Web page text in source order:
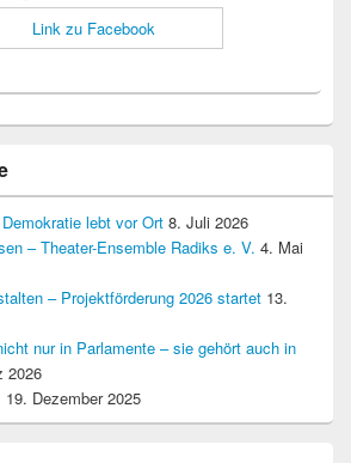
lebt vor Ort 8. Juli 2026
– Theater-Ensemble Radiks e. V. 4. Mai
– Projektförderung 2026 startet 13.
nur in Parlamente – sie gehört auch in
2026
19. Dezember 2025